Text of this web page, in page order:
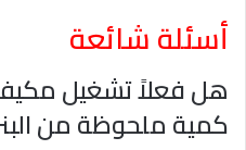
أسئلة شائعة
هل فعلاً تشغيل
كمية ملحوظة من